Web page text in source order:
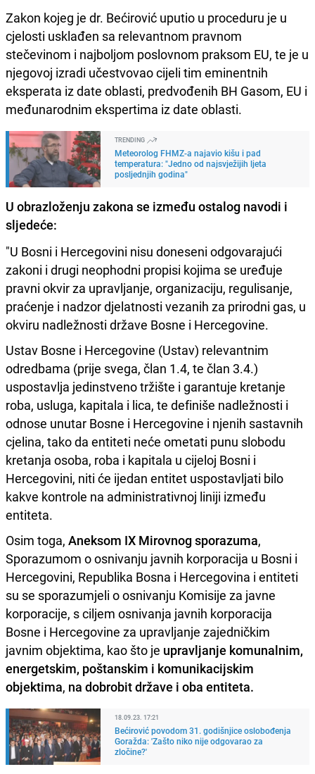
Zakon kojeg je dr. Bećirović uputio u proceduru je u
cjelosti usklađen sa relevantnom pravnom
stečevinom i najboljom poslovnom praksom EU, te je u
njegovoj izradi učestvovao cijeli tim eminentnih
eksperata iz date oblasti, predvođenih BH Gasom, EU i
međunarodnim ekspertima iz date oblasti.
TRENDING
Meteorolog FHMZ-a najavio kišu i pad
temperatura: "Jedno od najsvježijih ljeta
posljednjih godina"
U obrazloženju zakona se između ostalog navodi i
sljedeće:
"U Bosni i Hercegovini nisu doneseni odgovarajući
zakoni i drugi neophodni propisi kojima se uređuje
pravni okvir za upravljanje, organizaciju, regulisanje,
praćenje i nadzor djelatnosti vezanih za prirodni gas, u
okviru nadležnosti države Bosne i Hercegovine.
Ustav Bosne i Hercegovine (Ustav) relevantnim
odredbama (prije svega, član 1.4, te član 3.4.)
uspostavlja jedinstveno tržište i garantuje kretanje
roba, usluga, kapitala i lica, te definiše nadležnosti i
odnose unutar Bosne i Hercegovine i njenih sastavnih
cjelina, tako da entiteti neće ometati punu slobodu
kretanja osoba, roba i kapitala u cijeloj Bosni i
Hercegovini, niti će ijedan entitet uspostavljati bilo
kakve kontrole na administrativnoj liniji između
entiteta.
Osim toga, Aneksom IX Mirovnog sporazuma,
Sporazumom o osnivanju javnih korporacija u Bosni i
Hercegovini, Republika Bosna i Hercegovina i entiteti
su se sporazumjeli o osnivanju Komisije za javne
korporacije, s ciljem osnivanja javnih korporacija
Bosne i Hercegovine za upravljanje zajedničkim
javnim objektima, kao što je upravljanje komunalnim,
energetskim, poštanskim i komunikacijskim
objektima, na dobrobit države i oba entiteta.
18.09.23. 17:21
Bećirović povodom 31. godišnjice oslobođenja
Goražda: 'Zašto niko nije odgovarao za
zločine?'